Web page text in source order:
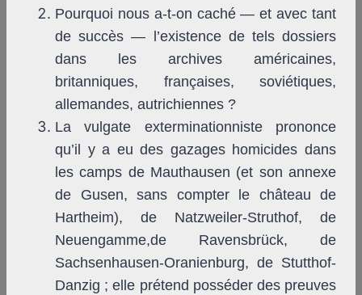
Pourquoi nous a-t-on caché — et avec tant
de succès — l’existence de tels dossiers
dans les archives américaines,
britanniques, françaises, soviétiques,
allemandes, autrichiennes ?
La vulgate exterminationniste prononce
qu’il y a eu des gazages homicides dans
les camps de Mauthausen (et son annexe
de Gusen, sans compter le château de
Hartheim), de Natzweiler-Struthof, de
Neuengamme,de Ravensbrück, de
Sachsenhausen-Oranienburg, de Stutthof-
Danzig ; elle prétend posséder des preuves